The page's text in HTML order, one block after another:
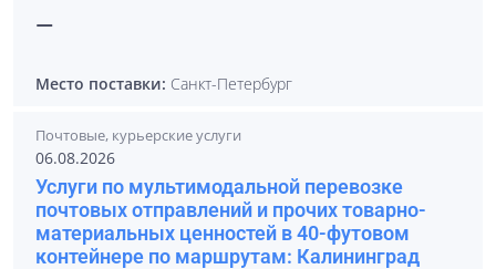
—
Место поставки: Санкт-Петербург
Почтовые, курьерские услуги
06.08.2026
Услуги по мультимодальной перевозке
почтовых отправлений и прочих товарно-
материальных ценностей в 40-футовом
контейнере по маршрутам: Калининград